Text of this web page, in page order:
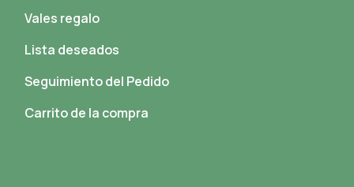
Vales regalo
Lista deseados
Seguimiento del Pedido
Carrito de la compra